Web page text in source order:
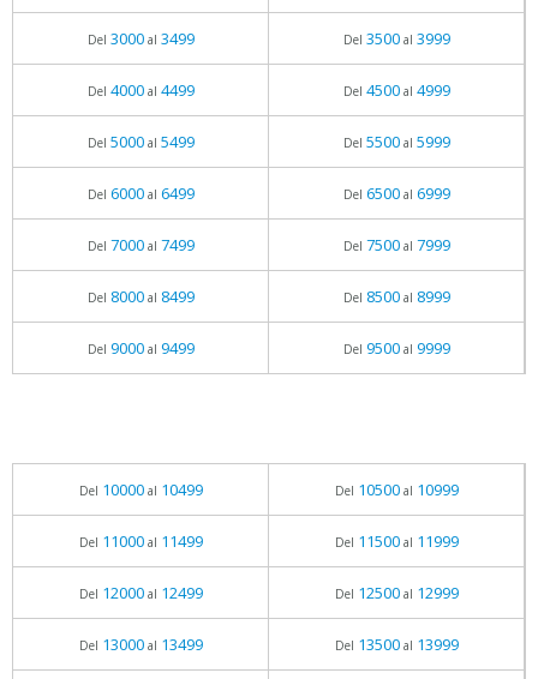
Del 3000al 3499 Del 3500al 3999
Del 4000al 4499 Del 4500al 4999
Del 5000al 5499 Del 5500al 5999
Del 6000al 6499 Del 6500al 6999
Del 7000al 7499 Del 7500al 7999
Del 8000al 8499 Del 8500al 8999
Del 9000al 9499 Del 9500al 9999
Del 10000al 10499 Del 10500al 10999
Del 11000al 11499 Del 11500al 11999
Del 12000al 12499 Del 12500al 12999
Del 13000al 13499 Del 13500al 13999